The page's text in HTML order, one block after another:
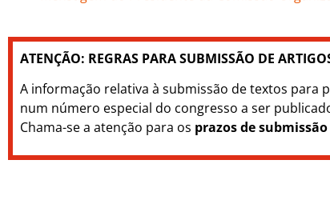
ATENÇÃO: REGRAS PARA SUBMISSÃO DE
A informação relativa à submissão de textos para
num número especial do congresso a ser
Chama-se a atenção para os prazos de submissão